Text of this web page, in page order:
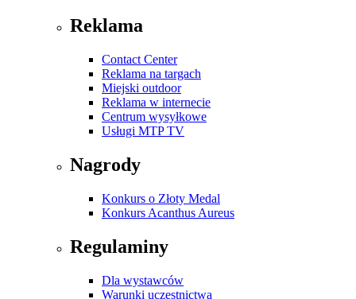
Reklama
Contact Center
Reklama na targach
Miejski outdoor
Reklama w internecie
Centrum wysyłkowe
Usługi MTP TV
Nagrody
Konkurs o Złoty Medal
Konkurs Acanthus Aureus
Regulaminy
Dla wystawców
Warunki uczestnictwa